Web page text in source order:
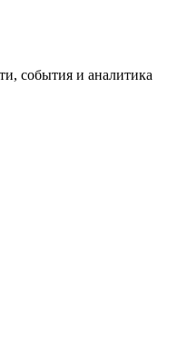
события и аналитика